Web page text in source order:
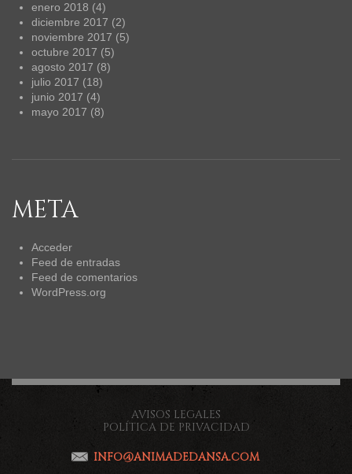
enero 2018 (4)
diciembre 2017 (2)
noviembre 2017 (5)
octubre 2017 (5)
agosto 2017 (8)
julio 2017 (18)
junio 2017 (4)
mayo 2017 (8)
META
Acceder
Feed de entradas
Feed de comentarios
WordPress.org
AVISOS LEGALES
POLÍTICA DE PRIVACIDAD
INFO@ANIMADEDANSA.COM